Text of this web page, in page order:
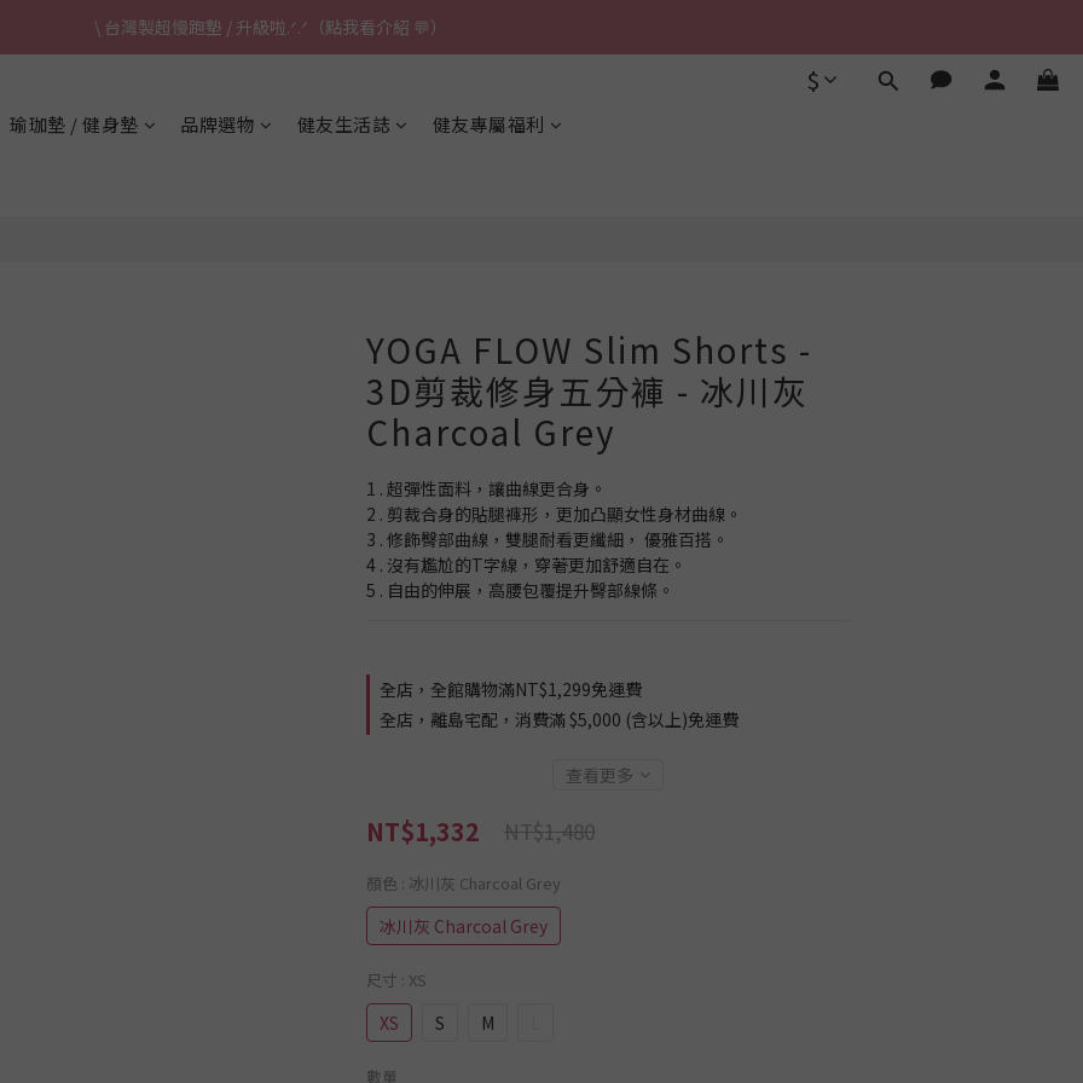
\ 台灣製超慢跑墊 / 升級啦.ᐟ.ᐟ（點我看介紹 💬）
\ 台灣製超慢跑墊 / 升級啦.ᐟ.ᐟ（點我看介紹 💬）
\ 台灣製超慢跑墊 / 升級啦.ᐟ.ᐟ（點我看介紹 💬）
$
瑜珈墊 / 健身墊 品牌選物 健友生活誌 健友專屬福利
YOGA FLOW Slim Shorts -
3D剪裁修身五分褲 - 冰川灰
Charcoal Grey
1 . 超彈性面料，讓曲線更合身。
2 . 剪裁合身的貼腿褲形，更加凸顯女性身材曲線。
3 . 修飾臀部曲線，雙腿耐看更纖細， 優雅百搭。
4 . 沒有尷尬的T字線，穿著更加舒適自在。
5 . 自由的伸展，高腰包覆提升臀部線條。
全店，全館購物滿NT$1,299免運費
全店，離島宅配，消費滿 $5,000 (含以上)免運費
查看更多
NT$1,332 NT$1,480
顏色 : 冰川灰 Charcoal Grey
冰川灰 Charcoal Grey
尺寸 : XS
XS S M
數量
立即購買